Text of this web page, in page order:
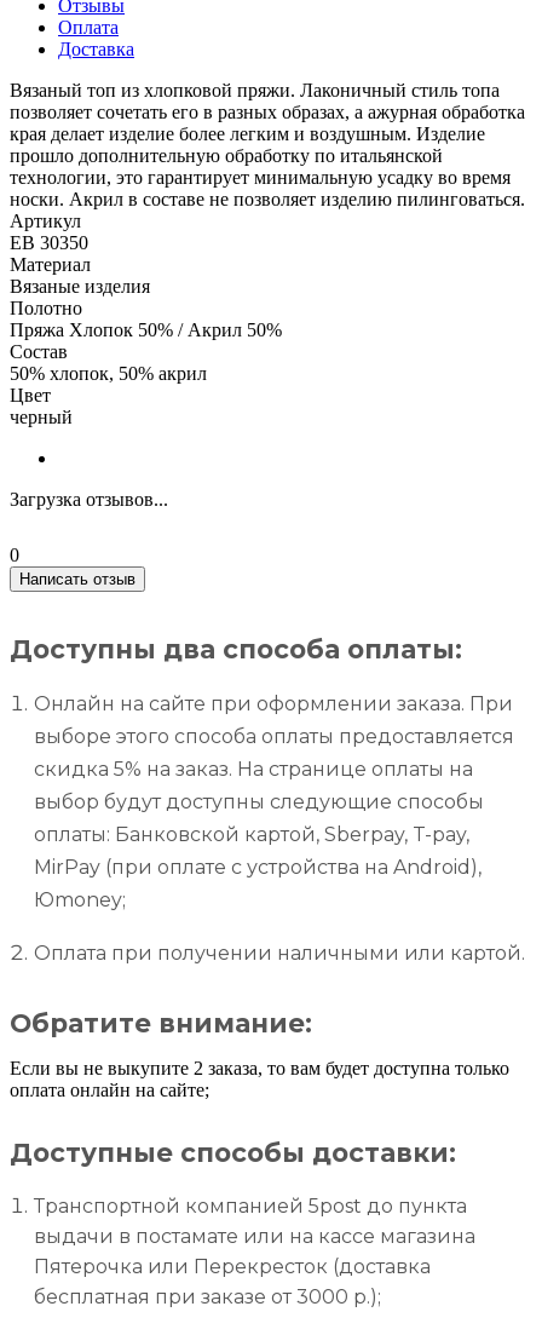
Отзывы
Оплата
Доставка
Вязаный топ из хлопковой пряжи. Лаконичный стиль топа
позволяет сочетать его в разных образах, а ажурная обработка
края делает изделие более легким и воздушным. Изделие
прошло дополнительную обработку по итальянской
технологии, это гарантирует минимальную усадку во время
носки. Акрил в составе не позволяет изделию пилинговаться.
Артикул
ЕВ 30350
Материал
Вязаные изделия
Полотно
Пряжа Хлопок 50% / Акрил 50%
Состав
50% хлопок, 50% акрил
Цвет
черный
Загрузка отзывов...
0
Написать отзыв
Доступны два способа оплаты:
Онлайн на сайте при оформлении заказа. При
выборе этого способа оплаты предоставляется
скидка 5% на заказ. На странице оплаты на
выбор будут доступны следующие способы
оплаты: Банковской картой, Sberpay, T-pay,
MirPay (при оплате с устройства на Android),
Юmoney;
Оплата при получении наличными или картой.
Обратите внимание:
Если вы не выкупите 2 заказа, то вам будет доступна только
оплата онлайн на сайте;
Доступные способы доставки:
Транспортной компанией 5post до пункта
выдачи в постамате или на кассе магазина
Пятерочка или Перекресток (доставка
бесплатная при заказе от 3000 р.);